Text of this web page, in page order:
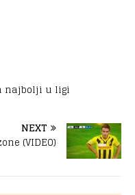
najbolji u ligi
NEXT
(VIDEO)